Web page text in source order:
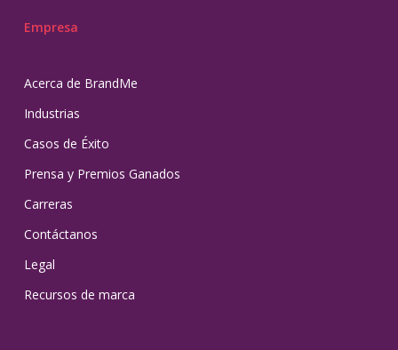
Empresa
Acerca de BrandMe
Industrias
Casos de Éxito
Prensa y Premios Ganados
Carreras
Contáctanos
Legal
Recursos de marca